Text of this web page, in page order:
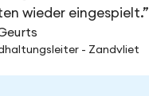
wieder eingespielt.”
- Zandvliet